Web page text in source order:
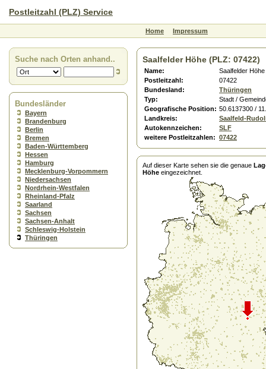
Postleitzahl (PLZ) Service
Home Impressum
Suche nach Orten anhand..
Bundesländer
Bayern
Brandenburg
Berlin
Bremen
Baden-Württemberg
Hessen
Hamburg
Mecklenburg-Vorpommern
Niedersachsen
Nordrhein-Westfalen
Rheinland-Pfalz
Saarland
Sachsen
Sachsen-Anhalt
Schleswig-Holstein
Thüringen
Saalfelder Höhe (PLZ: 07422)
Name:
Saalfelder Höhe
Postleitzahl:
07422
Bundesland:
Thüringen
Typ:
Stadt /
Geografische Position: 50.6137300 /
Landkreis:
Saalfeld-
Autokennzeichen:
SLF
weitere Postleitzahlen: 07422
Auf dieser Karte sehen sie die genaue
Höhe eingezeichnet.